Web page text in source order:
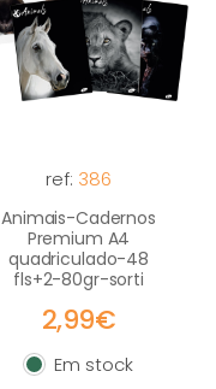
ref: 386
Animais-Cadernos
Premium A4
quadriculado-48
fls+2-80gr-sorti
2,99€
Em stock
Em stock